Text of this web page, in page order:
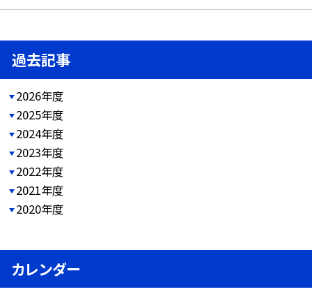
過去記事
2026年度
2025年度
2024年度
2023年度
2022年度
2021年度
2020年度
カレンダー